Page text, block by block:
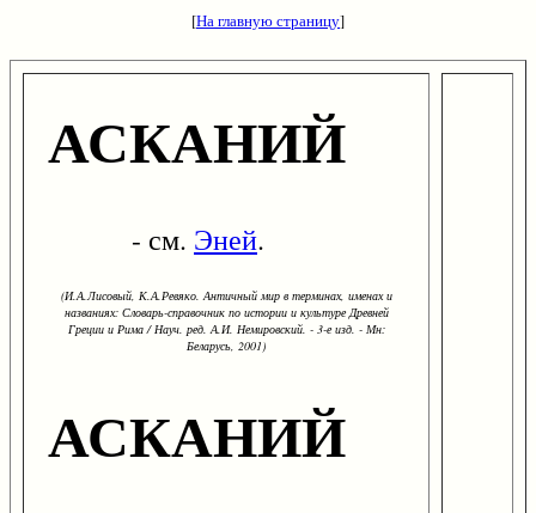
[На главную страницу]
АСКАНИЙ
- см. Эней.
(И.А.Лисовый, К.А.Ревяко. Античный мир в терминах, именах и
названиях: Словарь-справочник по истории и культуре Древней
Греции и Рима / Науч. ред. А.И. Немировский. - 3-е изд. - Мн:
Беларусь, 2001)
АСКАНИЙ